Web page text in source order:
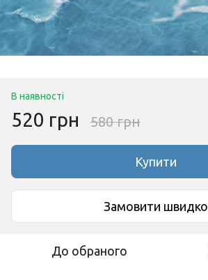
В наявності
520 грн 580 грн
Купити
Замовити швидко
До обраного